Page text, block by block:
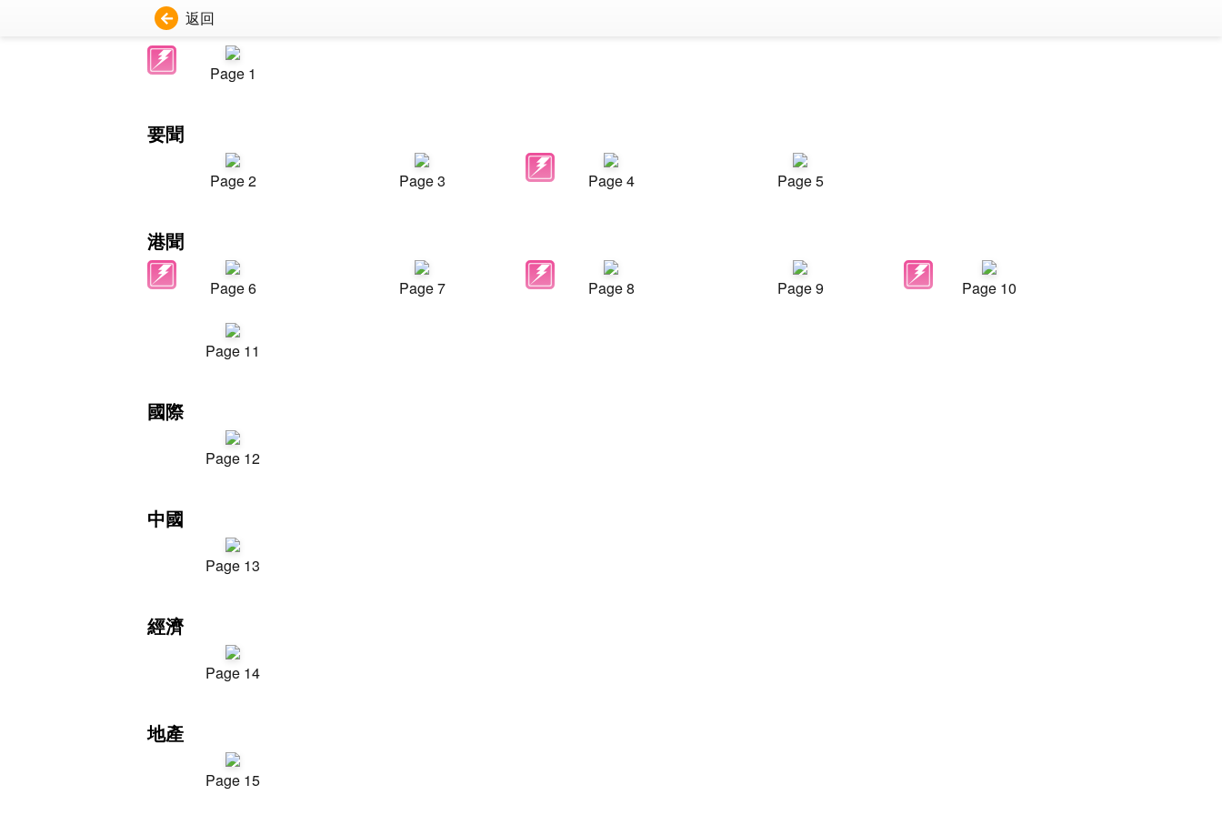
返回
Page 1
要聞
Page 2 Page 3 Page 4 Page 5
港聞
Page 6 Page 7 Page 8 Page 9 Page 10
Page 11
國際
Page 12
中國
Page 13
經濟
Page 14
地產
Page 15